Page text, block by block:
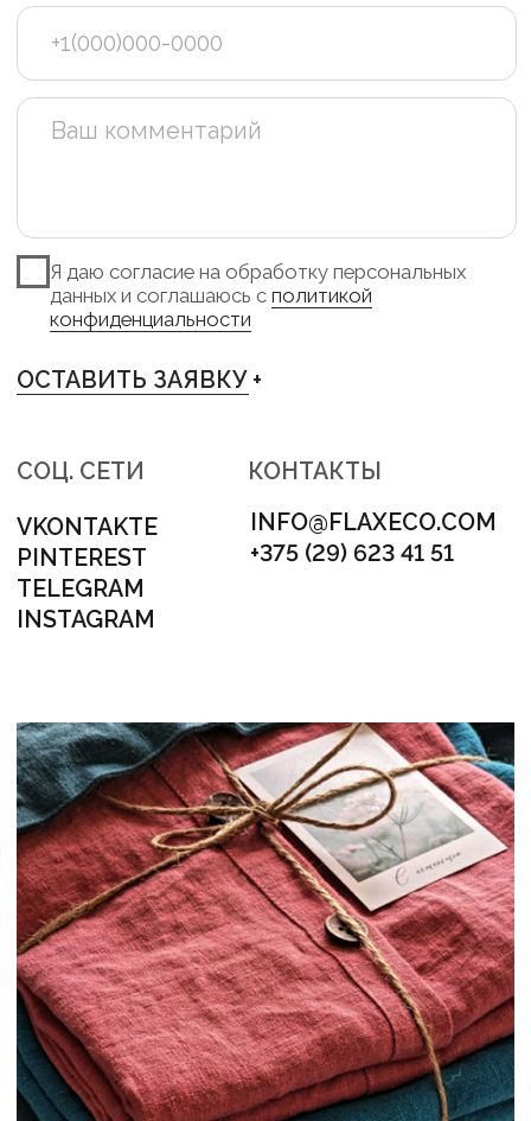
МЕНЮ
+375 (29) 623 41 51
ПРОДУКЦИЯ
МИНСК, ЛОГОЙСКИЙ ТРАКТ 28/1
ГОТОВЫЕ ИЗДЕЛИЯ
СЕРТИФИКАТЫ
КОНТАКТЫ
ПУБЛИКАЦИИ
ДОСТАВКА И ОПЛАТА
КАК ЗДЕСЬ ВСЕ УСТРОЕНО
ПОСТЕЛЬНОЕ БЕЛЬЕ
ДЕТСКОЕ ПОСТЕЛЬНОЕ БЕЛЬЁ
ПЛЕДЫ И ОДЕЯЛА
ШТОРЫ
ОДЕЖДА
СТОЛОВЫЙ ТЕКСТИЛЬ
ПОДУШКИ
РУЧНАЯ ВЫШИВКА
РУШНИКИ